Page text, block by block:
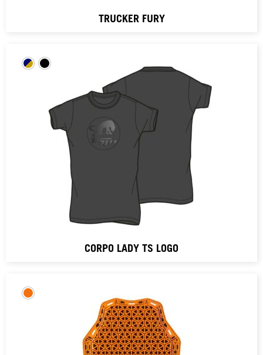
TRUCKER FURY
CORPO LADY TS LOGO